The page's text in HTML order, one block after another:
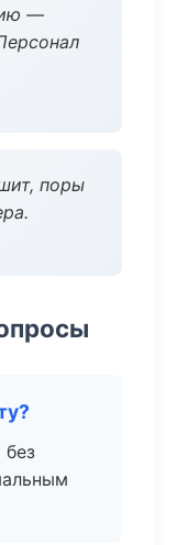
—
поры